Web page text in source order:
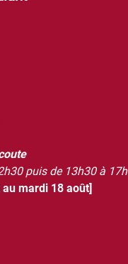
puis de 13h30 à 17h
mardi 18 août]